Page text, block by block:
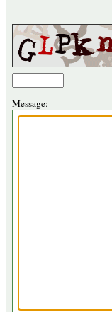
Message: